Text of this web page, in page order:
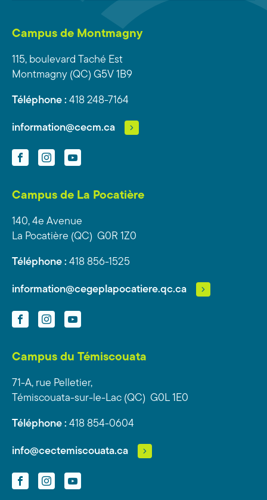
Campus de Montmagny
115, boulevard Taché Est
Montmagny (QC) G5V 1B9
Téléphone : 418 248-7164
information@cecm.ca
FacebookInstagramYouTube
Campus de La Pocatière
140, 4e Avenue
La Pocatière (QC) G0R 1Z0
Téléphone : 418 856-1525
information@cegeplapocatiere.qc.ca
FacebookInstagramYouTube
Campus du Témiscouata
71-A, rue Pelletier,
Témiscouata-sur-le-Lac (QC) G0L 1E0
Téléphone : 418 854-0604
info@cectemiscouata.ca
FacebookInstagramYouTube